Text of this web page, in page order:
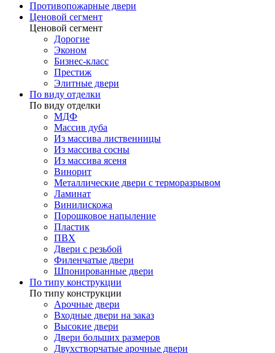
Противопожарные двери
Ценовой сегмент
Ценовой сегмент
Дорогие
Эконом
Бизнес-класс
Престиж
Элитные двери
По виду отделки
По виду отделки
МДФ
Массив дуба
Из массива лиственницы
Из массива сосны
Из массива ясеня
Винорит
Металлические двери с терморазрывом
Ламинат
Винилискожа
Порошковое напыление
Пластик
ПВХ
Двери с резьбой
Филенчатые двери
Шпонированные двери
По типу конструкции
По типу конструкции
Арочные двери
Входные двери на заказ
Высокие двери
Двери больших размеров
Двухстворчатые арочные двери